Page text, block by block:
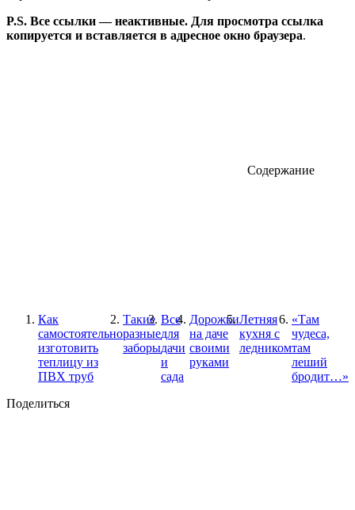
P.S. Все ссылки — неактивные. Для просмотра ссылка
копируется и вставляется в адресное окно браузера.
Содержание
Как
самостоятельно
изготовить
теплицу из
ПВХ труб
Такие
разные
заборы
Все
для
дачи
и
сада
Дорожки
на даче
своими
руками
Летняя
кухня с
ледником
«Там
чудеса,
там
леший
бродит…»
Поделиться